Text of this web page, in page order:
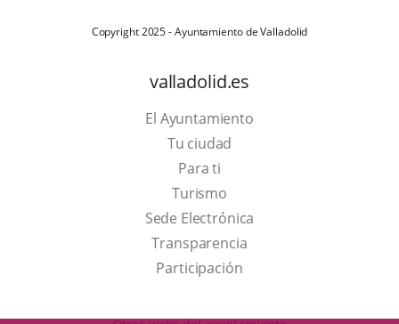
Copyright 2025 - Ayuntamiento de Valladolid
valladolid.es
El Ayuntamiento
Tu ciudad
Para ti
TurismoThis
link
will
open
a
Sede Electrónica
Transparencia
Participación